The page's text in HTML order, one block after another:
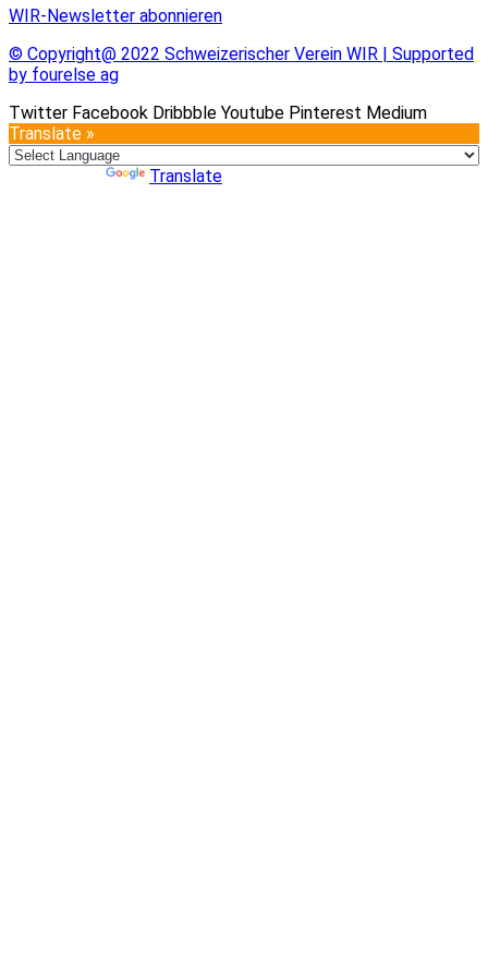
WIR-Newsletter abonnieren
© Copyright@ 2022 Schweizerischer Verein WIR | Supported
by fourelse ag
Twitter Facebook Dribbble Youtube Pinterest Medium
Translate »
Translate